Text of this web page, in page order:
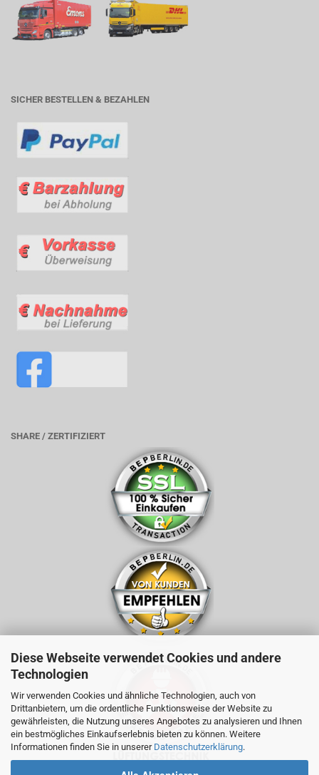
Diese Webseite verwendet Cookies und andere
Technologien
Wir verwenden Cookies und ähnliche Technologien, auch von
Drittanbietern, um die ordentliche Funktionsweise der Website zu
gewährleisten, die Nutzung unseres Angebotes zu analysieren und Ihnen
ein bestmögliches Einkaufserlebnis bieten zu können. Weitere
Informationen finden Sie in unserer Datenschutzerklärung.
SICHER BESTELLEN & BEZAHLEN
SHARE / ZERTIFIZIERT